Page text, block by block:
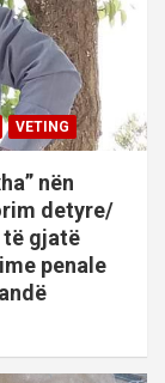
VETING
nën
detyre/
gjatë
penale